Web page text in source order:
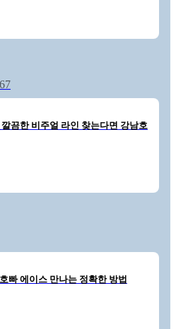
끔한 비주얼 라인 찾는다면 강남호
빠 에이스 만나는 정확한 방법